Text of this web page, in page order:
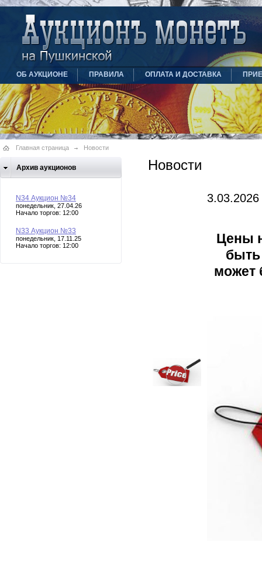
ОБ АУКЦИОНЕ ПРАВИЛА ОПЛАТА И ДОСТАВКА
Главная страница Новости
Архив аукционов
N34 Аукцион №34
понедельник, 27.04.26
Начало торгов: 12:00
N33 Аукцион №33
понедельник, 17.11.25
Начало торгов: 12:00
Новости
3.03.2026
Цены
быть
может